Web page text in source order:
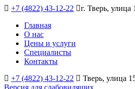
+7 (4822) 43-12-22
г. Тверь, улица
Главная
О нас
Цены и услуги
Специалисты
Контакты
+7 (4822) 43-12-22
Тверь, улица
Версия для слабовидящих